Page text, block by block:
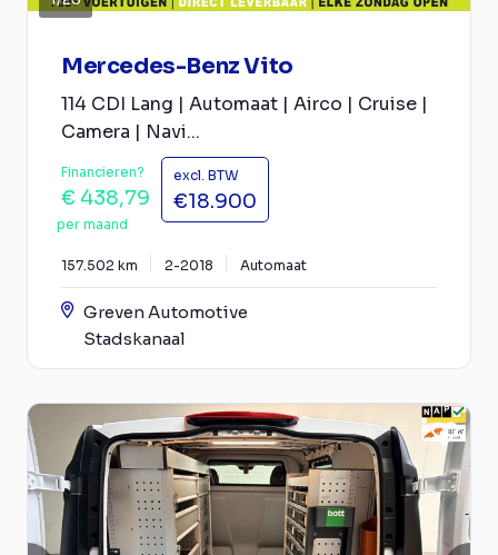
Mercedes-Benz Vito
114 CDI Lang | Automaat | Airco | Cruise |
Camera | Navi...
Financieren?
€ 438,79
per maand
excl. BTW
€18.900
157.502 km 2-2018 Automaat
Greven Automotive
Stadskanaal